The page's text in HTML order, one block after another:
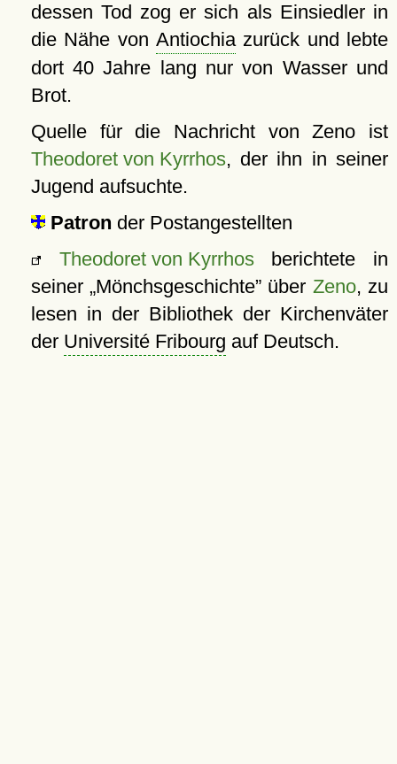
dessen Tod zog er sich als Einsiedler in
die Nähe von Antiochiazurück und lebte
dort 40 Jahre lang nur von Wasser und
Brot.
Quelle für die Nachricht von Zeno ist
Theodoret von Kyrrhos, der ihn in seiner
Jugend aufsuchte.
Patron der Postangestellten
Theodoret von Kyrrhosberichtete in
seiner Mönchsgeschichte über Zeno, zu
lesen in der Bibliothek der Kirchenväter
der Université Fribourg auf Deutsch.